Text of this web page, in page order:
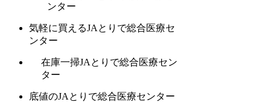
ンター
気軽に買えるJAとりで総合医療セ
ンター
在庫一掃JAとりで総合医療セン
ター
底値のJAとりで総合医療センター